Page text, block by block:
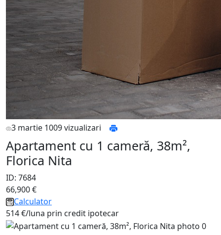
3 martie 1009 vizualizari
Apartament cu 1 cameră, 38m²,
Florica Nita
ID: 7684
66,900 €
Calculator
514 €/luna prin credit ipotecar